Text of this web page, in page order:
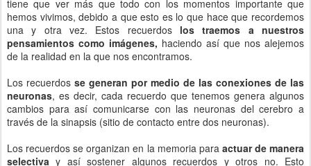
tiene que ver más que todo con los momentos importante que
hemos vivimos, debido a que esto es lo que hace que recordemos
una y otra vez. Estos recuerdoslos traemos a nuestros
pensamientos como imágenes, haciendo así que nos alejemos
de la realidad en la que nos encontramos.
Los recuerdos se generan por medio de las conexiones de las
neuronas, es decir, cada recuerdo que tenemos genera algunos
cambios para así comunicarse con las neuronas del cerebro a
través de la sinapsis (sitio de contacto entre dos neuronas).
Los recuerdos se organizan en la memoria para actuar de manera
selectiva y así sostener algunos recuerdos y otros no. Esto